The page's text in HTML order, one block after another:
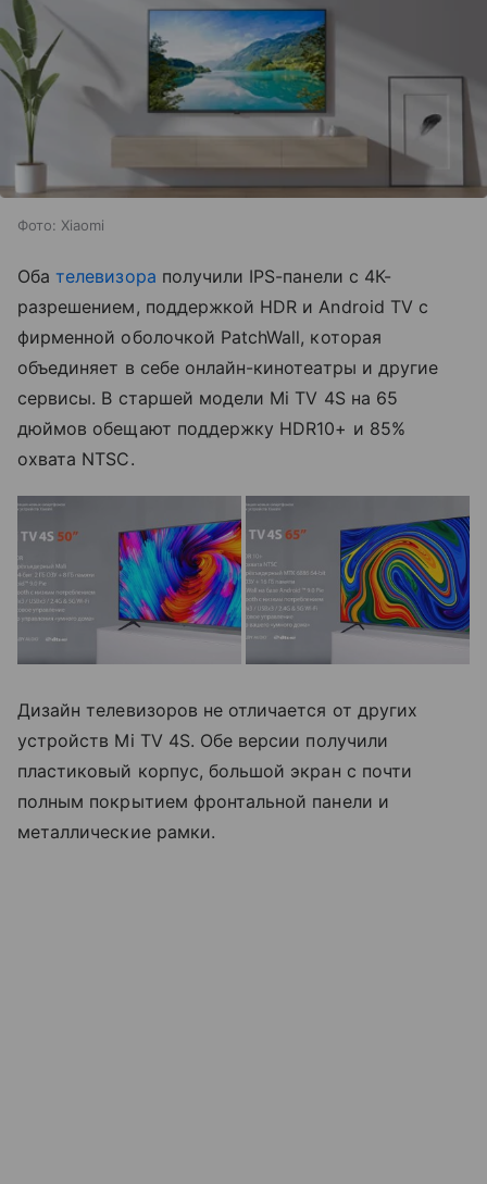
Фото: Xiaomi
Обателевизора получили IPS-панели с 4К-
разрешением, поддержкой HDR и Android TV с
фирменной оболочкой PatchWall, которая
объединяет в себе онлайн-кинотеатры и другие
сервисы. В старшей модели Mi TV 4S на 65
дюймов обещают поддержку HDR10+ и 85%
охвата NTSC.
Дизайн телевизоров не отличается от других
устройств Mi TV 4S. Обе версии получили
пластиковый корпус, большой экран с почти
полным покрытием фронтальной панели и
металлические рамки.